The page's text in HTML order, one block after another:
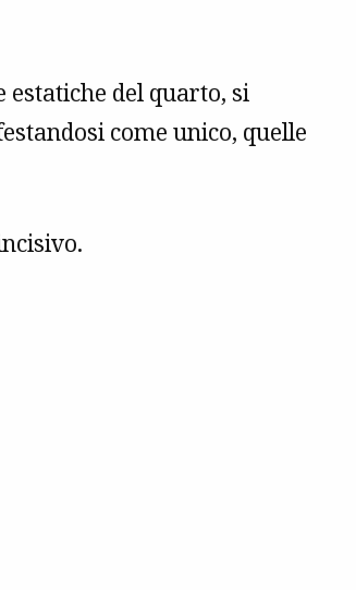
del quarto, si
come unico, quelle